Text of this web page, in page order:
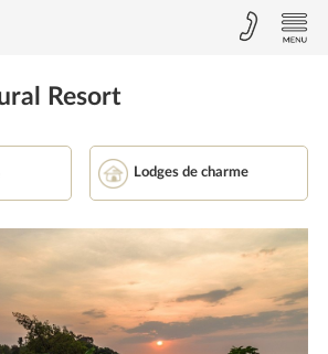
Resort
Lodges de charme